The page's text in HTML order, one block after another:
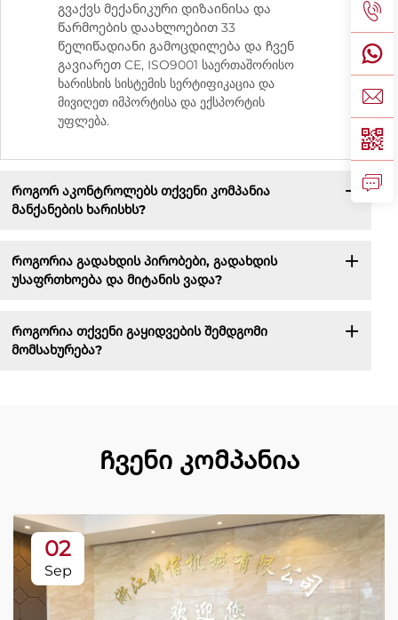
გვაქვს მექანიკური დიზაინისა და
წარმოების დაახლოებით 33
წელიწადიანი გამოცდილება და ჩვენ
გავიარეთ CE, ISO9001 საერთაშორისო
ხარისხის სისტემის სერტიფიკაცია და
მივიღეთ იმპორტისა და ექსპორტის
უფლება.
Როგორ აკონტროლებს თქვენი კომპანია
მანქანების ხარისხს?
Როგორია გადახდის პირობები, გადახდის
უსაფრთხოება და მიტანის ვადა?
Როგორია თქვენი გაყიდვების შემდგომი
მომსახურება?
Ჩვენი კომპანია
02
Sep